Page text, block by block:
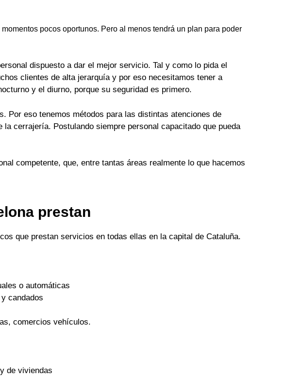
pocos oportunos. Pero al menos tendrá un plan para poder
dispuesto a dar el mejor servicio. Tal y como lo pida el
clientes de alta jerarquía y por eso necesitamos tener a
y el diurno, porque su seguridad es primero.
Por eso tenemos métodos para las distintas atenciones de
cerrajería. Postulando siempre personal capacitado que pueda
competente, que, entre tantas áreas realmente lo que hacemos
prestan
que prestan servicios en todas ellas en la capital de Cataluña.
o automáticas
candados
comercios vehículos.
de viviendas